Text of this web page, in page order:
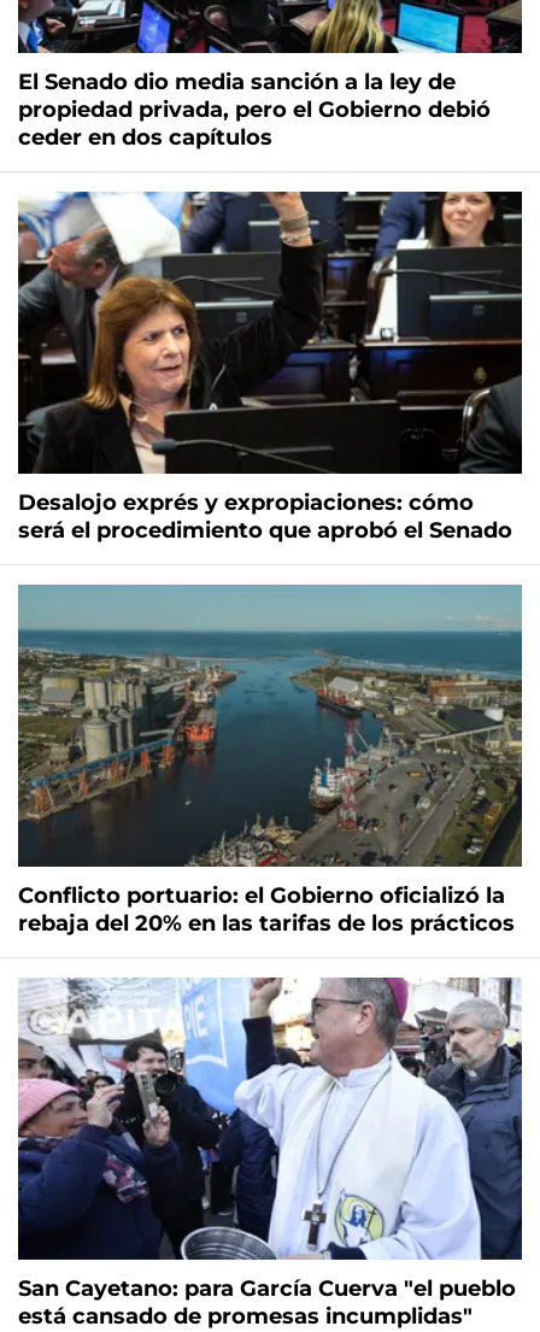
El Senado dio media sanción a la ley de
propiedad privada, pero el Gobierno debió
ceder en dos capítulos
Desalojo exprés y expropiaciones: cómo
será el procedimiento que aprobó el Senado
Conflicto portuario: el Gobierno oficializó la
rebaja del 20% en las tarifas de los prácticos
San Cayetano: para García Cuerva "el pueblo
está cansado de promesas incumplidas"